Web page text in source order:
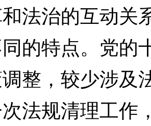
法治的互动关
的特点。党的
整，较少涉及
法规清理工作